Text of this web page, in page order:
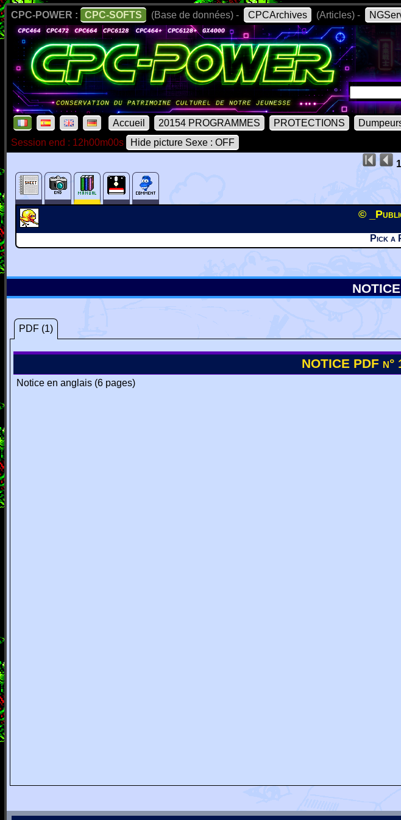
CPC-POWER : CPC-SOFTS (Base de données) - CPCArchives (Articles) -
Accueil 20154 PROGRAMMES PROTECTIONS
Session end : 12h00m00s
Hide picture Sexe : OFF
©
Pick a
PDF (1)
NOTICE PDF n°
Notice en anglais (6 pages)